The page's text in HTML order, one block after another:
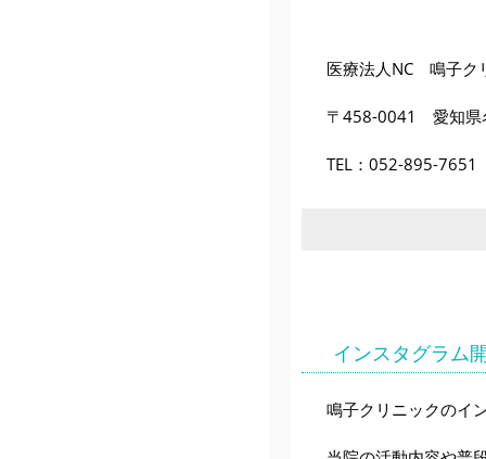
医療法人NC 鳴子ク
〒458-0041 愛知県
TEL：052-895-
インスタグラム
鳴子クリニックのイ